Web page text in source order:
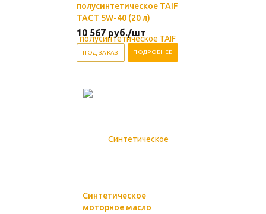
полусинтетическое TAIF
TACT 5W-40 (20 л)
10 567 руб./шт
ПОД ЗАКАЗ ПОДРОБНЕЕ
Синтетическое
моторное масло